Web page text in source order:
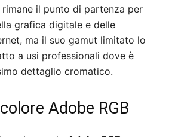
rimane il punto di partenza per
grafica digitale e delle
ma il suo gamut limitato lo
a usi professionali dove è
dettaglio cromatico.
Adobe RGB